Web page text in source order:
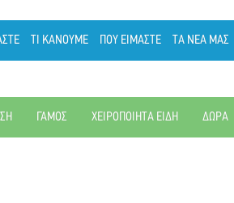
ΤΙ ΚΑΝΟΥΜΕ ΠΟΥ ΕΙΜΑΣΤΕ ΤΑ ΝΕΑ ΜΑΣ
ΓΑΜΟΣ ΧΕΙΡΟΠΟΙΗΤΑ ΕΙΔΗ ΔΩΡΑ